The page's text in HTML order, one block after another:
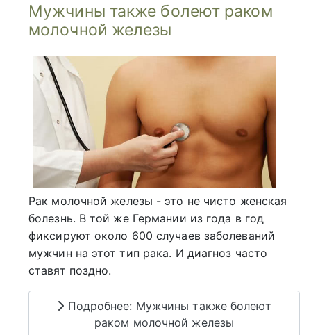
Мужчины также болеют раком
молочной железы
Рак молочной железы - это не чисто женская
болезнь. В той же Германии из года в год
фиксируют около 600 случаев заболеваний
мужчин на этот тип рака. И диагноз часто
ставят поздно.
Подробнее: Мужчины также болеют
раком молочной железы